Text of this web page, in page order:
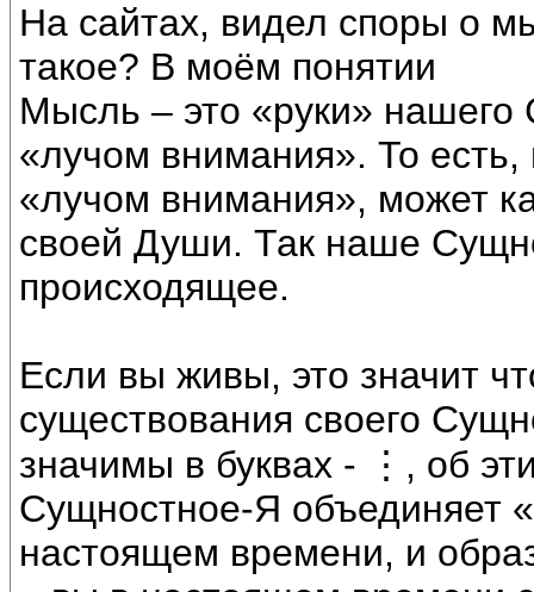
На сайтах, видел споры о
такое? В моём понятии
Мысль – это «руки»
«лучом внимания». То
«лучом внимания», может
своей Души. Так наше
происходящее.
Если вы живы, это значит
существования своего
значимы в буквах - ⋮, об
Сущностное-Я объединяет
настоящем времени, и